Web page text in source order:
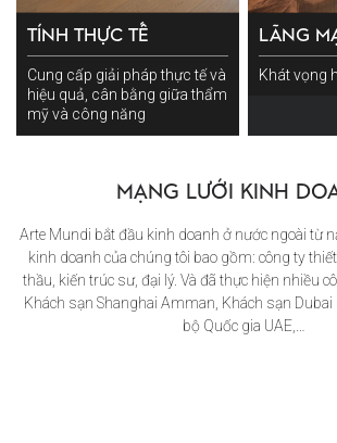
TÍNH THỰC TẾ
Cung cấp giải pháp thực tế và
hiệu quả, cân bằng giữa thẩm
mỹ và công năng
LÃNG
Khát vọng
MẠNG LƯỚI KINH
Arte Mundi bắt đầu kinh doanh ở nước ngoài từ
kinh doanh của chúng tôi bao gồm: công ty
thầu, kiến trúc sư, đại lý. Và đã thực hiện nhiều
Khách sạn Shanghai Amman, Khách sạn Dubai
bộ Quốc gia UAE,…